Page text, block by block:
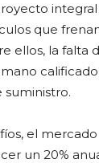
integral
que
ellos, la falta
suministro.
el
un 20%